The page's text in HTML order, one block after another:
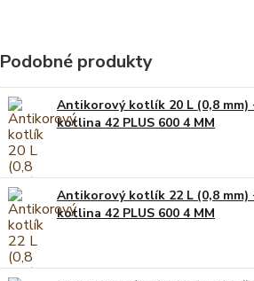
Podobné produkty
Antikorový kotlík 20 L (0,8 mm)
kotlina 42 PLUS 600 4 MM
Antikorový kotlík 22 L (0,8 mm)
kotlina 42 PLUS 600 4 MM